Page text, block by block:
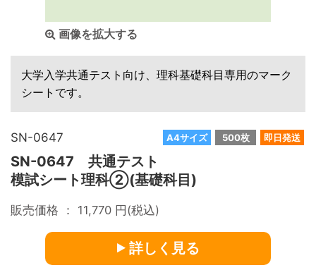
画像を拡大する
大学入学共通テスト向け、理科基礎科目専用のマーク
シートです。
A4サイズ 500枚 即日発送
SN-0647
SN-0647 共通テスト
模試シート理科②(基礎科目)
販売価格 ： 11,770 円(税込)
詳しく見る